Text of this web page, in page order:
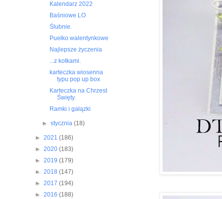
Kalendarz 2022
Baśniowe LO
Ślubnie.
Puełko walentynkowe
Najlepsze życzenia
...z kotkami.
karteczka wiosenna
typu pop up box
Karteczka na Chrzest
Święty.
Ramki i gałązki
►stycznia(18)
► 2021 (186)
► 2020 (183)
► 2019 (179)
► 2018 (147)
► 2017 (194)
► 2016 (188)